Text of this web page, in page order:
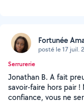
Fortunée
posté le 17 juil.
Serrurerie
Jonathan B. A fait
savoir-faire hors pair
confiance, vous ne